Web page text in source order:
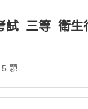
_三等_衛
題